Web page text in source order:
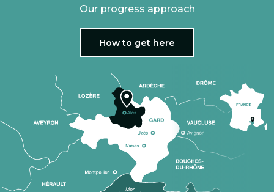
Our progress approach
How to get here